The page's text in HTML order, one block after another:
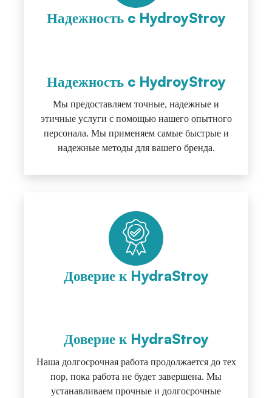
Надежность c HydroyStroy
Надежность c HydroyStroy
Мы предоставляем точные, надежные и
этичные услуги с помощью нашего опытного
персонала. Мы применяем самые быстрые и
надежные методы для вашего бренда.
Доверие к HydraStroy
Доверие к HydraStroy
Наша долгосрочная работа продолжается до тех
пор, пока работа не будет завершена. Мы
устанавливаем прочные и долгосрочные